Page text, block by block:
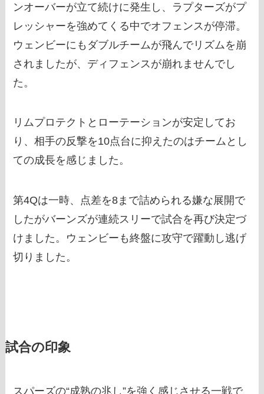
ンオーバーが立て続けに発生し、ラプターズがプ
レッシャーを強めてくる中でオフェンスが停滞。
ウェンビーにもダブルチームが飛んでリズムを崩
されましたが、ディフェンスが崩れませんでし
た。
リムプロテクトとローテーションが安定してお
り、相手の反撃を10点台に抑えたのはチームとし
ての成長を感じました。
第4Qは一時、点差を8まで詰められる嫌な展開で
したがバーンズが連続スリーで試合を再び決定づ
けました。ウェンビーも終盤に攻守で躍動し逃げ
切りました。
試合の印象
スパーズの“成熟の兆し”を強く感じさせる一戦で